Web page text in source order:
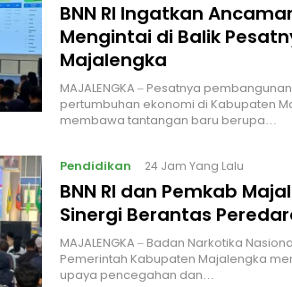
BNN RI Ingatkan
Mengintai di Balik
Majalengka
MAJALENGKA – Pesatnya
pertumbuhan ekonomi di Kabupaten
membawa tantangan baru berupa…
Pendidikan 24 Jam Yang Lalu
BNN RI dan Pemkab
Sinergi Berantas
MAJALENGKA – Badan Narkotika
Pemerintah Kabupaten Majalengka
upaya pencegahan dan…